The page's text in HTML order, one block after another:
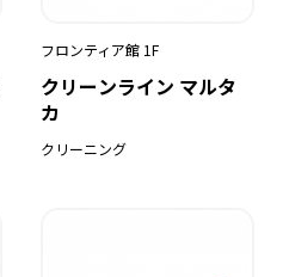
フロンティア館 1F
クリーンライン マルタ
カ
クリーニング